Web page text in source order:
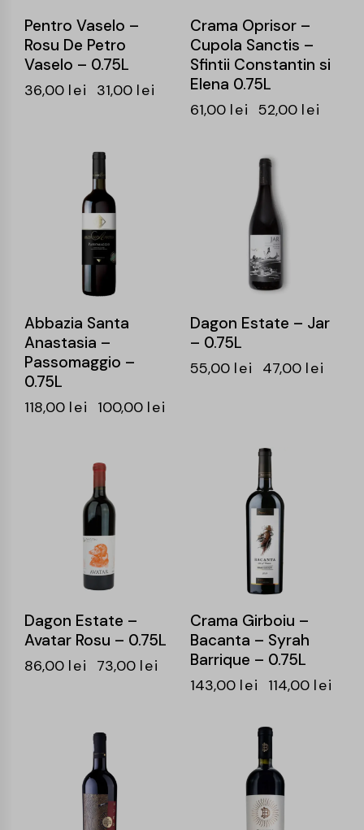
Pentro Vaselo –
Rosu De Petro
Vaselo – 0.75L
36,00 lei 31,00 lei
Crama Oprisor –
Cupola Sanctis –
Sfintii Constantin si
Elena 0.75L
61,00 lei 52,00 lei
Abbazia Santa
Anastasia –
Passomaggio –
0.75L
118,00 lei 100,00 lei
Dagon Estate – Jar
– 0.75L
55,00 lei 47,00 lei
Dagon Estate –
Avatar Rosu – 0.75L
86,00 lei 73,00 lei
Crama Girboiu –
Bacanta – Syrah
Barrique – 0.75L
143,00 lei 114,00 lei